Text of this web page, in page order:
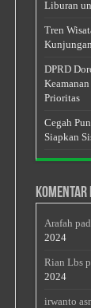
Liburan
Tren
DPRD
Prioritas
Cegah
Siapkan
Komentar
Arafah
2024
Rian Lbs
2024
irwanto